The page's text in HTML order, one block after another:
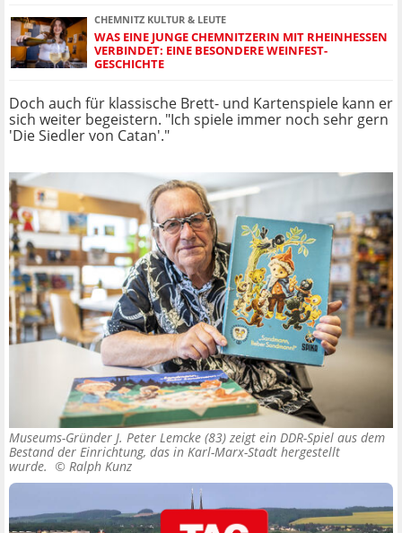
CHEMNITZ KULTUR & LEUTE
WAS EINE JUNGE CHEMNITZERIN MIT RHEINHESSEN
VERBINDET: EINE BESONDERE WEINFEST-
GESCHICHTE
Doch auch für klassische Brett- und Kartenspiele kann er
sich weiter begeistern. "Ich spiele immer noch sehr gern
'Die Siedler von Catan'."
Museums-Gründer J. Peter Lemcke (83) zeigt ein DDR-Spiel aus dem
Bestand der Einrichtung, das in Karl-Marx-Stadt hergestellt
wurde. © Ralph Kunz